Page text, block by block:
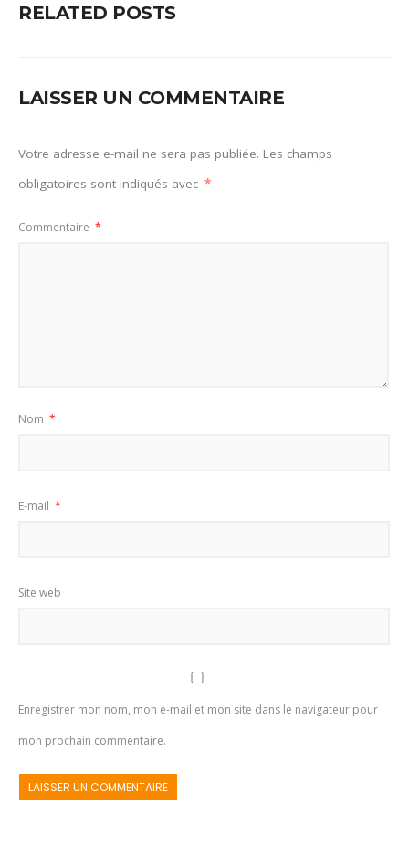
RELATED POSTS
LAISSER UN COMMENTAIRE
Votre adresse e-mail ne sera pas publiée. Les champs
obligatoires sont indiqués avec *
Commentaire *
Nom *
E-mail *
Site web
Enregistrer mon nom, mon e-mail et mon site dans le navigateur pour
mon prochain commentaire.